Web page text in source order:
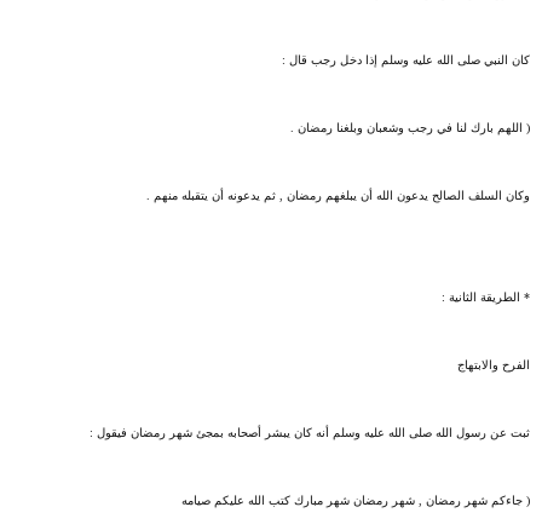
كان النبي صلى الله عليه وسلم إذا دخل رجب قال :
( اللهم بارك لنا في رجب وشعبان وبلغنا رمضان .
وكان السلف الصالح يدعون الله أن يبلغهم رمضان , ثم يدعونه أن يتقبله منهم .
* الطريقة الثانية :
الفرح والابتهاج
ثبت عن رسول الله صلى الله عليه وسلم أنه كان يبشر أصحابه بمجئ شهر رمضان فيقول :
( جاءكم شهر رمضان , شهر رمضان شهر مبارك كتب الله عليكم صيامه